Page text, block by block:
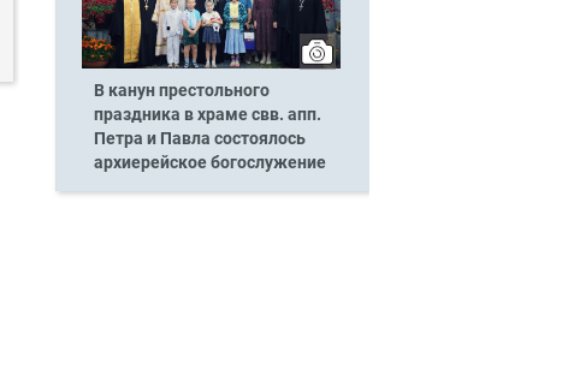
В канун престольного
праздника в храме свв. апп.
Петра и Павла состоялось
архиерейское богослужение